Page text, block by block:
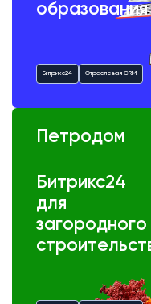
образования
Битрикс24 Отраслевая CRM
Петродом
Битрикс24
для
загородного